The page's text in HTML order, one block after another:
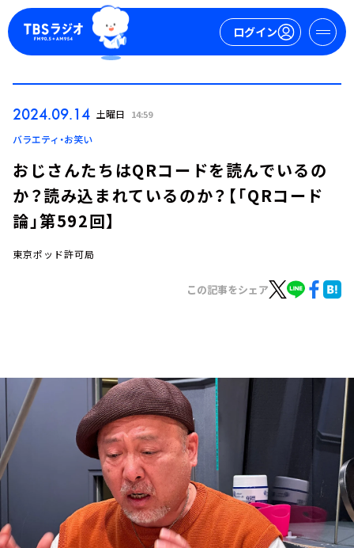
ログイン
ログイン
イベント・グッズ
YouTube
会社情報
2024.09.14 土曜日 14:59
バラエティ・お笑い
おじさんたちはQRコードを読んでいるの
か？読み込まれているのか？【「QRコード
論」第592回】
東京ポッド許可局
この記事をシェア